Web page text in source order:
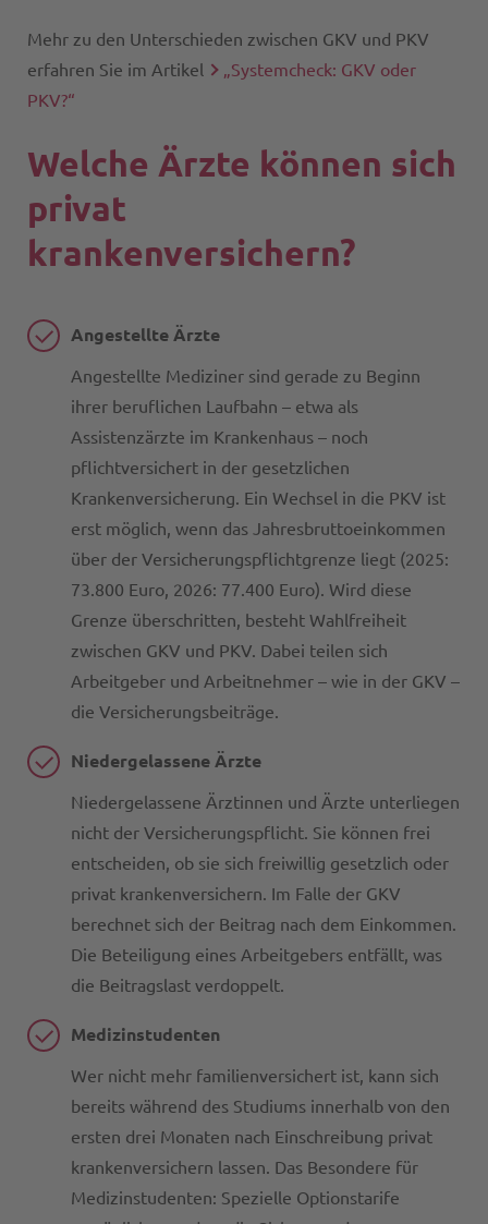
Mehr zu den Unterschieden zwischen GKV und PKV
erfahren Sie im Artikel
„Systemcheck: GKV oder
PKV?“
Welche Ärzte können sich
privat
krankenversichern?
Angestellte Ärzte
Angestellte Mediziner sind gerade zu Beginn
ihrer beruflichen Laufbahn – etwa als
Assistenzärzte im Krankenhaus – noch
pflichtversichert in der gesetzlichen
Krankenversicherung. Ein Wechsel in die PKV ist
erst möglich, wenn das Jahresbruttoeinkommen
über der Versicherungspflichtgrenze liegt (2025:
73.800 Euro, 2026: 77.400 Euro). Wird diese
Grenze überschritten, besteht Wahlfreiheit
zwischen GKV und PKV. Dabei teilen sich
Arbeitgeber und Arbeitnehmer – wie in der GKV –
die Versicherungsbeiträge.
Niedergelassene Ärzte
Niedergelassene Ärztinnen und Ärzte unterliegen
nicht der Versicherungspflicht. Sie können frei
entscheiden, ob sie sich freiwillig gesetzlich oder
privat krankenversichern. Im Falle der GKV
berechnet sich der Beitrag nach dem Einkommen.
Die Beteiligung eines Arbeitgebers entfällt, was
die Beitragslast verdoppelt.
Medizinstudenten
Wer nicht mehr familienversichert ist, kann sich
bereits während des Studiums innerhalb von den
ersten drei Monaten nach Einschreibung privat
krankenversichern lassen. Das Besondere für
Medizinstudenten: Spezielle Optionstarife